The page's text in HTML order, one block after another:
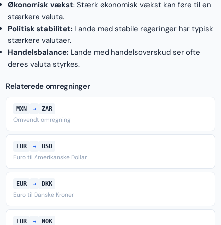
Økonomisk vækst: Stærk økonomisk vækst kan føre til en
stærkere valuta.
Politisk stabilitet: Lande med stabile regeringer har typisk
stærkere valutaer.
Handelsbalance: Lande med handelsoverskud ser ofte
deres valuta styrkes.
Relaterede omregninger
MXN → ZAR
Omvendt omregning
EUR → USD
Euro til Amerikanske Dollar
EUR → DKK
Euro til Danske Kroner
EUR → NOK